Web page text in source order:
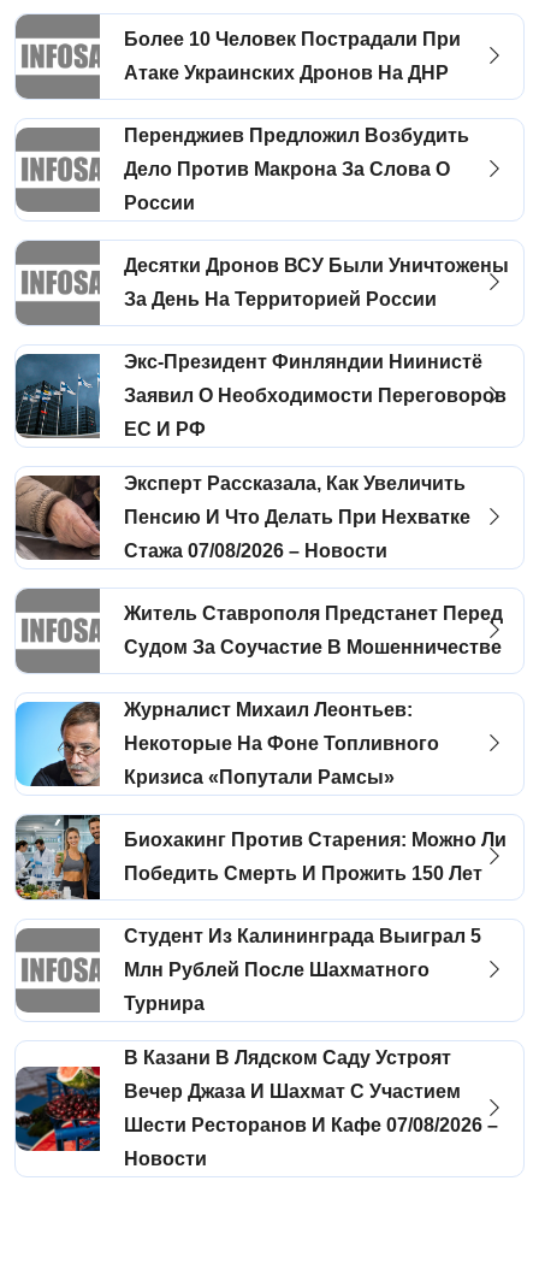
Более 10 Человек Пострадали При
Атаке Украинских Дронов На ДНР
Перенджиев Предложил Возбудить
Дело Против Макрона За Слова О
России
Десятки Дронов ВСУ Были Уничтожены
За День На Территорией России
Экс-Президент Финляндии Ниинистё
Заявил О Необходимости Переговоров
ЕС И РФ
Эксперт Рассказала, Как Увеличить
Пенсию И Что Делать При Нехватке
Стажа 07/08/2026 – Новости
Житель Ставрополя Предстанет Перед
Судом За Соучастие В Мошенничестве
Журналист Михаил Леонтьев:
Некоторые На Фоне Топливного
Кризиса «попутали Рамсы»
Биохакинг Против Старения: Можно Ли
Победить Смерть И Прожить 150 Лет
Студент Из Калининграда Выиграл 5
Млн Рублей После Шахматного
Турнира
В Казани В Лядском Саду Устроят
Вечер Джаза И Шахмат С Участием
Шести Ресторанов И Кафе 07/08/2026 –
Новости